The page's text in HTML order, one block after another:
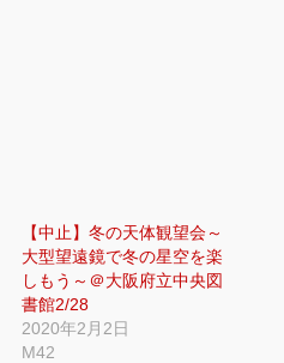
【中止】冬の天体観望会～
大型望遠鏡で冬の星空を楽
しもう～＠大阪府立中央図
書館2/28
2020年2月2日
M42